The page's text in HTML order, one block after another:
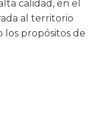
calidad, en el
al territorio
los propósitos de